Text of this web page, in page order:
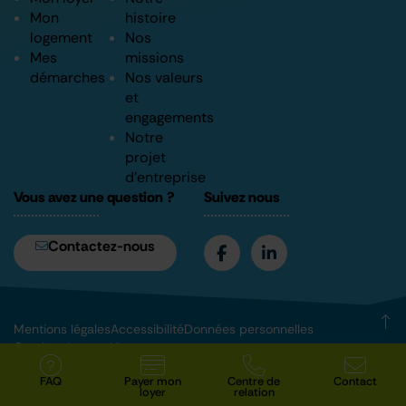
FAQ Payer mon
loyer
Centre de
relation
Contact
Mon
logement
Mes
démarches
histoire
Nos
missions
Nos valeurs
et
engagements
Notre
projet
d’entreprise
Vous avez une question ?
Contactez-nous
Suivez nous
Mentions légalesAccessibilitéDonnées personnelles
Gestion des cookies
©2026 Tous droits réservés